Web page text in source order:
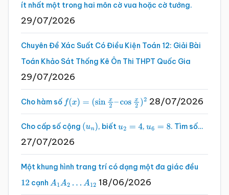
ít nhất một trong hai môn cờ vua hoặc cờ tướng.
29/07/2026
Chuyên Đề Xác Suất Có Điều Kiện Toán 12: Giải Bài
Toán Khảo Sát Thống Kê Ôn Thi THPT Quốc Gia
29/07/2026
Cho hàm số f(x)=(sinx2 –cosx2 )2 28/07/2026
Cho cấp số cộng (un), biếtu2 =4 , u6 =8 . Tìm số…
27/07/2026
Một khung hình trang trí có dạng một đa giác đều
12 cạnh A1A2…A 12 18/06/2026